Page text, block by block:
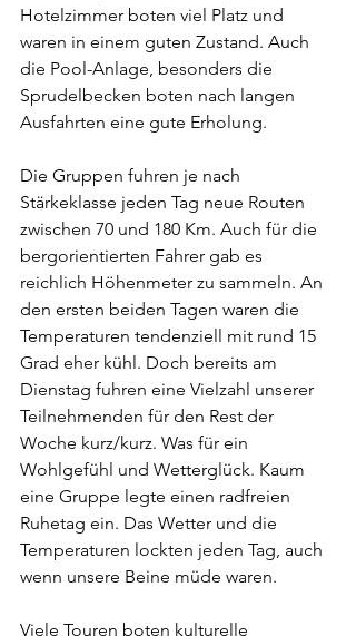
Hotelzimmer boten viel Platz und
waren in einem guten Zustand. Auch
die Pool-Anlage, besonders die
Sprudelbecken boten nach langen
Ausfahrten eine gute Erholung.
Die Gruppen fuhren je nach
Stärkeklasse jeden Tag neue Routen
zwischen 70 und 180 Km. Auch für die
bergorientierten Fahrer gab es
reichlich Höhenmeter zu sammeln. An
den ersten beiden Tagen waren die
Temperaturen tendenziell mit rund 15
Grad eher kühl. Doch bereits am
Dienstag fuhren eine Vielzahl unserer
Teilnehmenden für den Rest der
Woche kurz/kurz. Was für ein
Wohlgefühl und Wetterglück. Kaum
eine Gruppe legte einen radfreien
Ruhetag ein. Das Wetter und die
Temperaturen lockten jeden Tag, auch
wenn unsere Beine müde waren.
Viele Touren boten kulturelle